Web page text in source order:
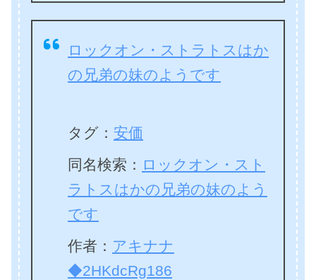
ロックオン・ストラトスはか
の兄弟の妹のようです
タグ ： 安価
同名検索： ロックオン・スト
ラトスはかの兄弟の妹のよう
です
作者： アキナナ
◆2HKdcRg186